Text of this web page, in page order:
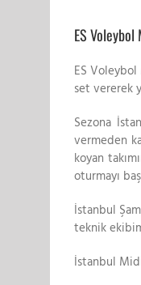
Larger
Image
ES Voleybol
ES Voleybol
set vererek
Sezona
vermeden
koyan
oturmayı
İstanbul
teknik
İstanbul